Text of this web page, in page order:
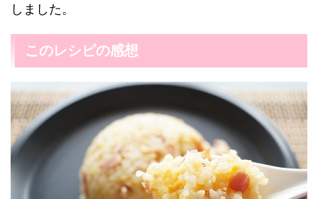
しました。
このレシピの感想